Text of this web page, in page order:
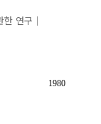
한 연구
1980